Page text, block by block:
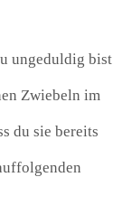
ungeduldig bist
Zwiebeln im
du sie bereits